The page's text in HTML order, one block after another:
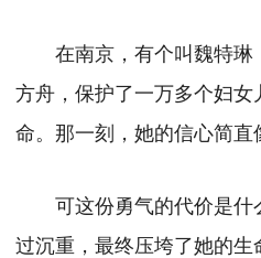
在南京，有个叫魏特琳
方舟，保护了一万多个妇
命。那一刻，她的信心简直
可这份勇气的代价是什
过沉重，最终压垮了她的生